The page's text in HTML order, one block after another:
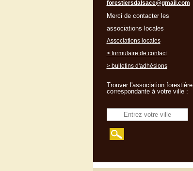
forestiersdalsace@gmail.com
Merci de contacter les
associations locales
Associations locales
> formulaire de contact
> bulletins d'adhésions
Trouver l'association forestière
correspondante à votre ville :